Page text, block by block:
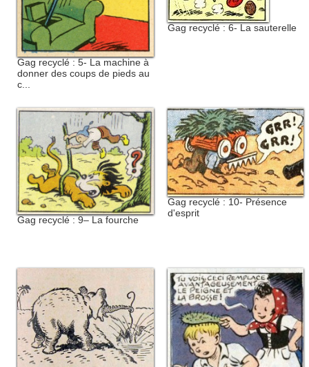
Gag recyclé : 5- La machine à
donner des coups de pieds au
c...
Gag recyclé : 6- La sauterelle
Gag recyclé : 9– La fourche
Gag recyclé : 10- Présence
d'esprit